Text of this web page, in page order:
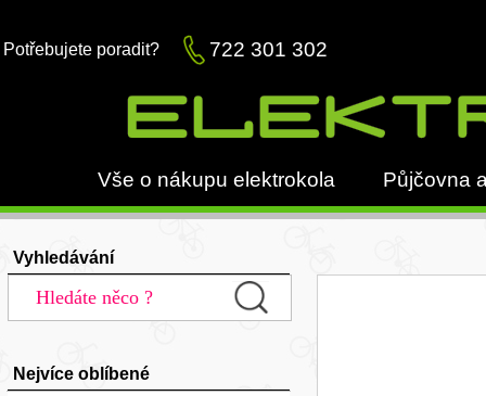
Potřebujete poradit? 722 301 302
Vše o nákupu elektrokola Půjčovna
Vyhledávání
Nejvíce oblíbené